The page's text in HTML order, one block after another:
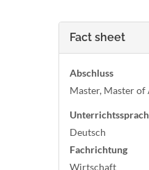
Fact sheet
Abschluss
Master, Master of
Deutsch
Fachrichtung
Wirtschaft